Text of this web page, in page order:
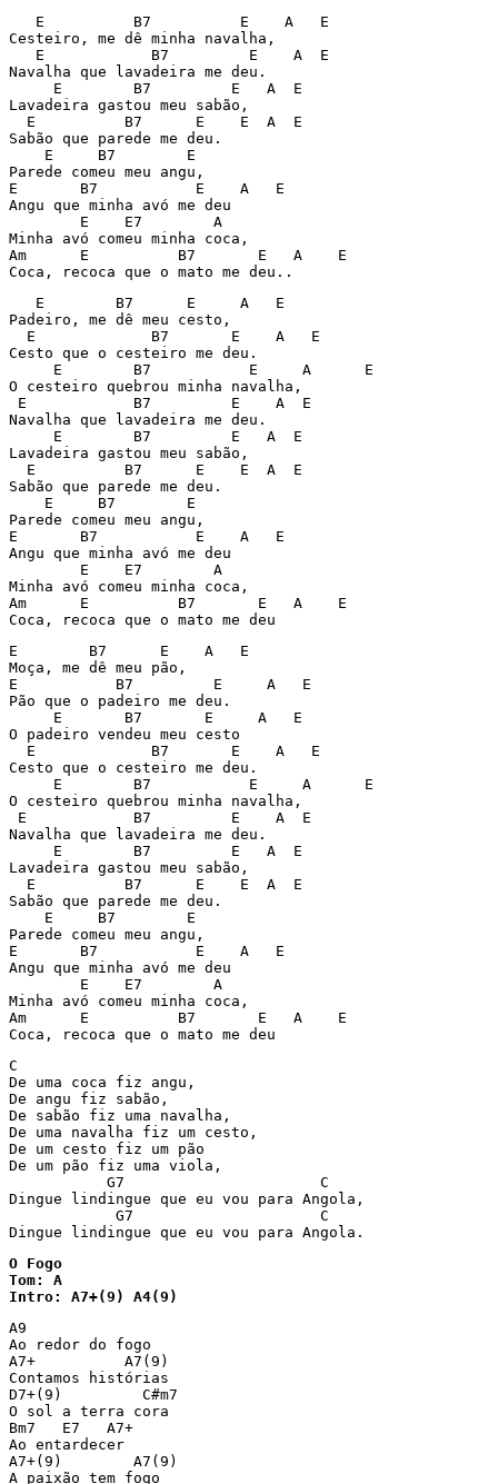
   E          B7          E    A   E
Cesteiro, me dê minha navalha,
   E            B7         E    A  E
Navalha que lavadeira me deu.
     E        B7         E   A  E
Lavadeira gastou meu sabão,
  E          B7      E    E  A  E
Sabão que parede me deu.
    E     B7        E
Parede comeu meu angu,
E       B7           E    A   E
Angu que minha avó me deu
        E    E7        A
Minha avó comeu minha coca,
Am      E          B7       E   A    E
Coca, recoca que o mato me deu..
   E        B7      E     A   E
Padeiro, me dê meu cesto,
  E             B7       E    A   E
Cesto que o cesteiro me deu.
     E        B7           E     A      E
O cesteiro quebrou minha navalha,
E            B7         E    A  E
Navalha que lavadeira me deu.
     E        B7         E   A  E
Lavadeira gastou meu sabão,
  E          B7      E    E  A  E
Sabão que parede me deu.
    E     B7        E
Parede comeu meu angu,
E       B7           E    A   E
Angu que minha avó me deu
        E    E7        A
Minha avó comeu minha coca,
Am      E          B7       E   A    E
Coca, recoca que o mato me deu
E        B7      E    A   E
Moça, me dê meu pão,
E           B7         E     A   E
Pão que o padeiro me deu.
     E       B7       E     A   E
O padeiro vendeu meu cesto
  E             B7       E    A   E
Cesto que o cesteiro me deu.
     E        B7           E     A      E
O cesteiro quebrou minha navalha,
E            B7         E    A  E
Navalha que lavadeira me deu.
     E        B7         E   A  E
Lavadeira gastou meu sabão,
  E          B7      E    E  A  E
Sabão que parede me deu.
    E     B7        E
Parede comeu meu angu,
E       B7           E    A   E
Angu que minha avó me deu
        E    E7        A
Minha avó comeu minha coca,
Am      E          B7       E   A    E
Coca, recoca que o mato me deu
C
De uma coca fiz angu,
De angu fiz sabão,
De sabão fiz uma navalha,
De uma navalha fiz um cesto,
De um cesto fiz um pão
De um pão fiz uma viola,
           G7                      C
Dingue lindingue que eu vou para Angola,
            G7                     C
Dingue lindingue que eu vou para Angola.
O Fogo
Tom: A
Intro: A7+(9) A4(9)
A9
Ao redor do fogo
A7+          A7(9)
Contamos histórias
D7+(9)         C#m7
O sol a terra cora
Bm7   E7   A7+
Ao entardecer
A7+(9)        A7(9)
A paixão tem fogo